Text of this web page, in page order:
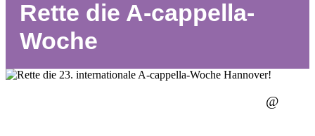
Rette die A-cappella-
Woche
@